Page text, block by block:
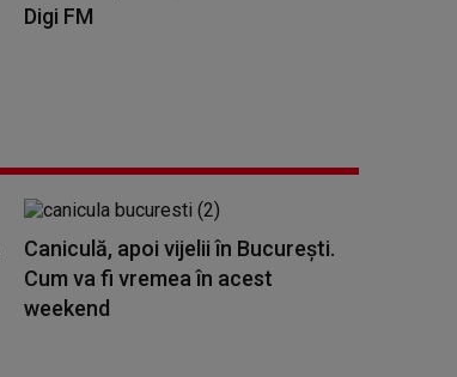
Digi FM
Caniculă, apoi vijelii în București.
Cum va fi vremea în acest
weekend